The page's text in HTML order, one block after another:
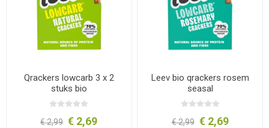
Qrackers lowcarb 3 x 2
stuks bio
€ 2,99 € 2,69
Leev bio qrackers rosem
seasal
€ 2,99 € 2,69